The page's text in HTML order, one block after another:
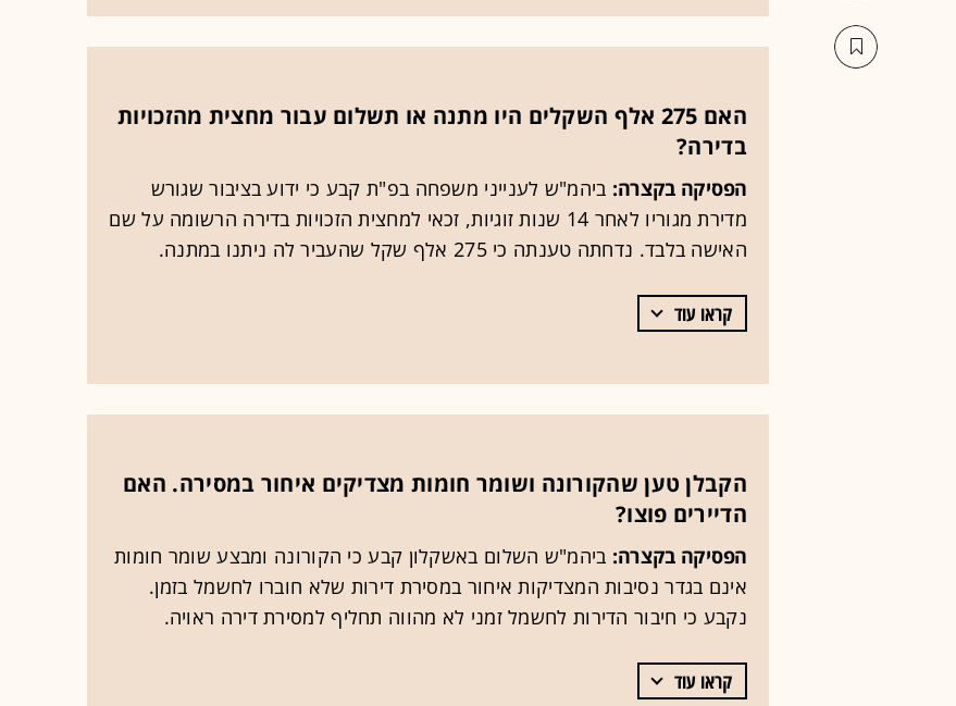
האם 275 אלף השקלים היו מתנה או תשלום עבור מחצית מהזכויות
בדירה?
הפסיקה בקצרה: ביהמ"ש לענייני משפחה בפ"ת קבע כי ידוע בציבור שגורש
מדירת מגוריו לאחר 14 שנות זוגיות, זכאי למחצית הזכויות בדירה הרשומה על שם
האישה בלבד. נדחתה טענתה כי 275 אלף שקל שהעביר לה ניתנו במתנה.
קראו עוד
הקבלן טען שהקורונה ושומר חומות מצדיקים איחור במסירה. האם
הדיירים פוצו?
הפסיקה בקצרה: ביהמ"ש השלום באשקלון קבע כי הקורונה ומבצע שומר חומות
אינם בגדר נסיבות המצדיקות איחור במסירת דירות שלא חוברו לחשמל בזמן.
נקבע כי חיבור הדירות לחשמל זמני לא מהווה תחליף למסירת דירה ראויה.
קראו עוד